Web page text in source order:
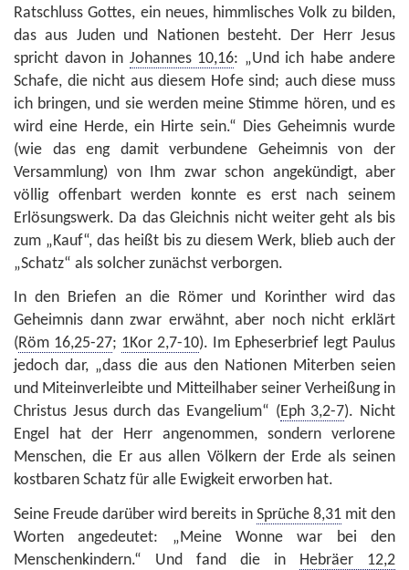
Ratschluss Gottes, ein neues, himmlisches Volk zu bilden,
das aus Juden und Nationen besteht. Der Herr Jesus
spricht davon in Johannes 10,16: „Und ich habe andere
Schafe, die nicht aus diesem Hofe sind; auch diese muss
ich bringen, und sie werden meine Stimme hören, und es
wird eine Herde, ein Hirte sein.“ Dies Geheimnis wurde
(wie das eng damit verbundene Geheimnis von der
Versammlung) von Ihm zwar schon angekündigt, aber
völlig offenbart werden konnte es erst nach seinem
Erlösungswerk. Da das Gleichnis nicht weiter geht als bis
zum „Kauf“, das heißt bis zu diesem Werk, blieb auch der
„Schatz“ als solcher zunächst verborgen.
In den Briefen an die Römer und Korinther wird das
Geheimnis dann zwar erwähnt, aber noch nicht erklärt
(Röm 16,25-27; 1Kor 2,7-10). Im Epheserbrief legt Paulus
jedoch dar, „dass die aus den Nationen Miterben seien
und Miteinverleibte und Mitteilhaber seiner Verheißung in
Christus Jesus durch das Evangelium“ (Eph 3,2-7). Nicht
Engel hat der Herr angenommen, sondern verlorene
Menschen, die Er aus allen Völkern der Erde als seinen
kostbaren Schatz für alle Ewigkeit erworben hat.
Seine Freude darüber wird bereits in Sprüche 8,31mit den
Worten angedeutet: „Meine Wonne war bei den
Menschenkindern.“ Und fand die in
Hebräer 12,2